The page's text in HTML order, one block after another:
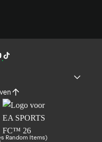
Random Items)